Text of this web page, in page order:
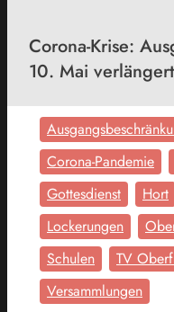
Corona-Krise:
10. Mai verlängert
Corona-Pandemie
Gottesdienst
Hort
Lockerungen
Schulen
TV
Versammlungen